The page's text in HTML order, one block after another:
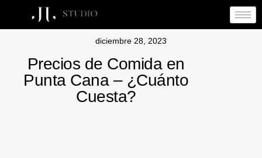
diciembre 28, 2023
Precios de Comida en
Punta Cana – ¿Cuánto
Cuesta?